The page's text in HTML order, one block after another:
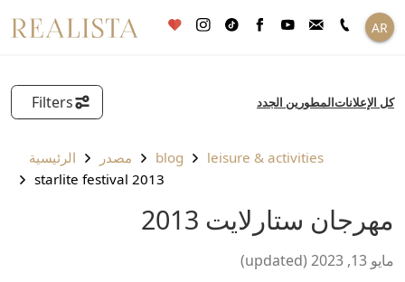
تخطى
الىAR
كل الإعلاناتالمطورين الجدد Filters
الرئيسية مصدر blog
leisure & activities
starlite festival 2013
مهرجان ستارلايت 2013
مايو 13, 2023 (updated)